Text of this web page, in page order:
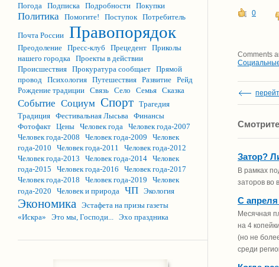
Погода Подписка Подробности Покупки
Политика Помогите! Поступок Потребитель
Почта России Правопорядок
Преодоление Пресс-клуб Прецедент Приколы
нашего городка Проекты в действии
Происшествия Прокуратура сообщает Прямой
провод Психология Путешествия Развитие Рейд
Рождение традиции Связь Село Семья Сказка
Событие Социум Спорт Трагедия
Традиция Фестивальная Лысьва Финансы
Фотофакт Цены Человек года Человек года-2007
Человек года-2008
Человек года-2009
Человек
года-2010
Человек года-2011
Человек года-2012
Человек года-2013
Человек года-2014 Человек
года-2015
Человек года-2016
Человек года-2017
Человек года-2018
Человек года-2019
Человек
года-2020
Человек и природа ЧП Экология
Экономика Эстафета на призы газеты
«Искра»
Это мы, Господи... Эхо праздника
0
Comments
Затор?
В рамках
заторов во
С
Месячная
на 4
(но не
среди